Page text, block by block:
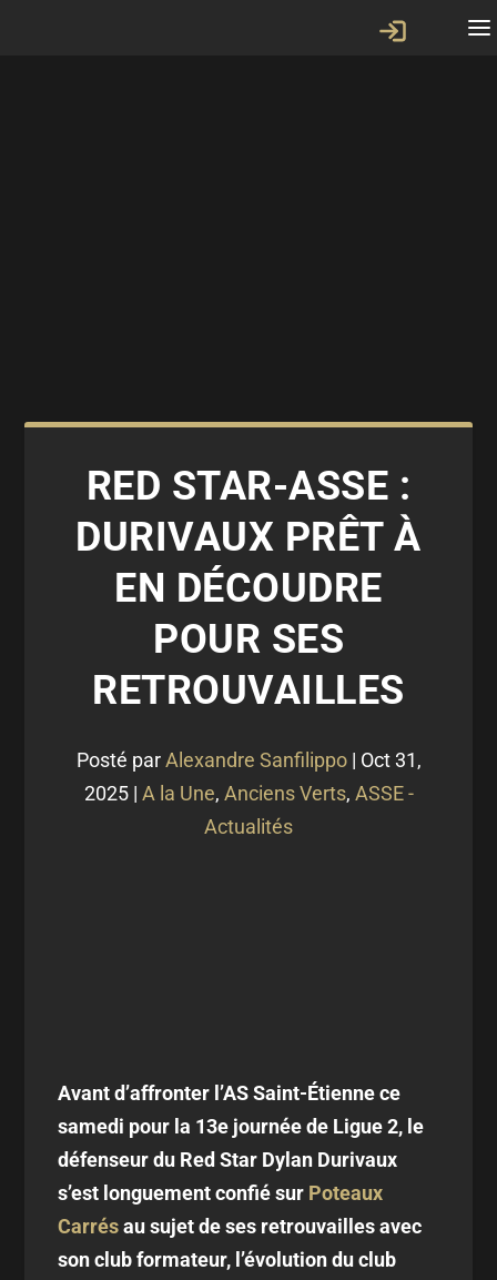
RED STAR-ASSE :
DURIVAUX PRÊT À
EN DÉCOUDRE
POUR SES
RETROUVAILLES
Posté parAlexandre Sanfilippo| Oct 31,
2025| A la Une, Anciens Verts, ASSE -
Actualités
Avant d’affronter l’AS Saint-Étienne ce
samedi pour la 13e journée de Ligue 2, le
défenseur du Red Star Dylan Durivaux
s’est longuement confié sur Poteaux
Carrésau sujet de ses retrouvailles avec
son club formateur, l’évolution du club